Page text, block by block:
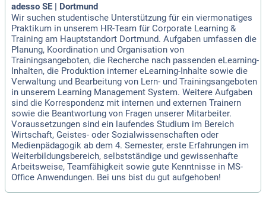
adesso SE | Dortmund
Wir suchen studentische Unterstützung für ein viermonatiges
Praktikum in unserem HR-Team für Corporate Learning &
Training am Hauptstandort Dortmund. Aufgaben umfassen die
Planung, Koordination und Organisation von
Trainingsangeboten, die Recherche nach passenden eLearning-
Inhalten, die Produktion interner eLearning-Inhalte sowie die
Verwaltung und Bearbeitung von Lern- und Trainingsangeboten
in unserem Learning Management System. Weitere Aufgaben
sind die Korrespondenz mit internen und externen Trainern
sowie die Beantwortung von Fragen unserer Mitarbeiter.
Voraussetzungen sind ein laufendes Studium im Bereich
Wirtschaft, Geistes- oder Sozialwissenschaften oder
Medienpädagogik ab dem 4. Semester, erste Erfahrungen im
Weiterbildungsbereich, selbstständige und gewissenhafte
Arbeitsweise, Teamfähigkeit sowie gute Kenntnisse in MS-
Office Anwendungen. Bei uns bist du gut aufgehoben!